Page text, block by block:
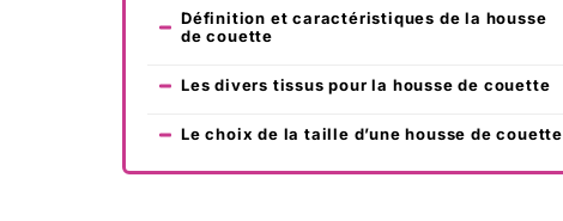
Définition et caractéristiques de la housse
de couette
Les divers tissus pour la housse de couette
Le choix de la taille d’une housse de couette